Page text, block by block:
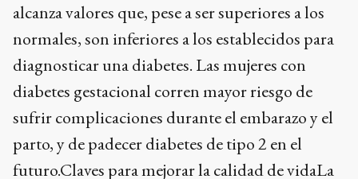
alcanza valores que, pese a ser superiores a los
normales, son inferiores a los establecidos para
diagnosticar una diabetes. Las mujeres con
diabetes gestacional corren mayor riesgo de
sufrir complicaciones durante el embarazo y el
parto, y de padecer diabetes de tipo 2 en el
futuro.Claves para mejorar la calidad de vidaLa